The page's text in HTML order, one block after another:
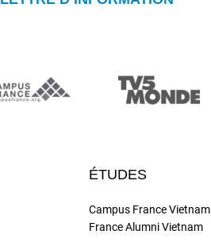
ÉTUDES
Campus France Vietnam
France Alumni Vietnam